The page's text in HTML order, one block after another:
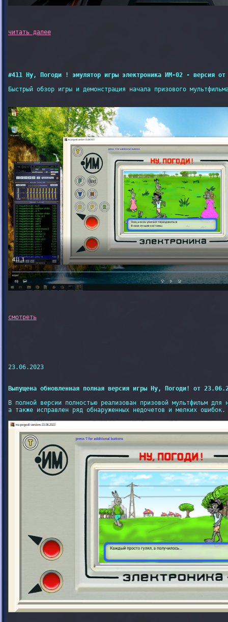
#411 Ну, Погоди ! эмулятор игры электроника ИМ-02 - версия
Быстрый обзор игры и демонстрация начала призового
23.06.2023
Выпущена обновленная полная версия игры Ну, Погоди! от
В полной версии полностью реализован призовой мультфильм для
а также исправлен ряд обнаруженных недочетов и мелких ошибок.